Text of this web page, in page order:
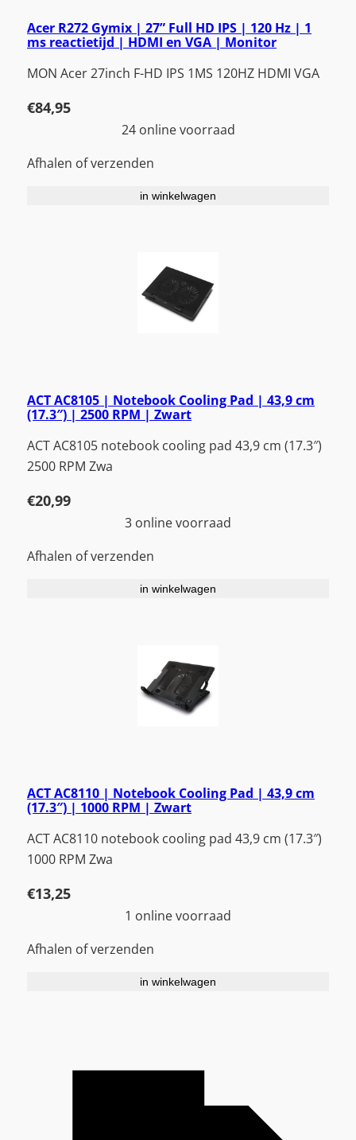
Acer R272 Gymix | 27” Full HD IPS | 120 Hz | 1
ms reactietijd | HDMI en VGA | Monitor
MON Acer 27inch F-HD IPS 1MS 120HZ HDMI VGA
€84,95
24 online voorraad
Afhalen of verzenden
in winkelwagen
ACT AC8105 | Notebook Cooling Pad | 43,9 cm
(17.3″) | 2500 RPM | Zwart
ACT AC8105 notebook cooling pad 43,9 cm (17.3″)
2500 RPM Zwa
€20,99
3 online voorraad
Afhalen of verzenden
in winkelwagen
ACT AC8110 | Notebook Cooling Pad | 43,9 cm
(17.3″) | 1000 RPM | Zwart
ACT AC8110 notebook cooling pad 43,9 cm (17.3″)
1000 RPM Zwa
€13,25
1 online voorraad
Afhalen of verzenden
in winkelwagen